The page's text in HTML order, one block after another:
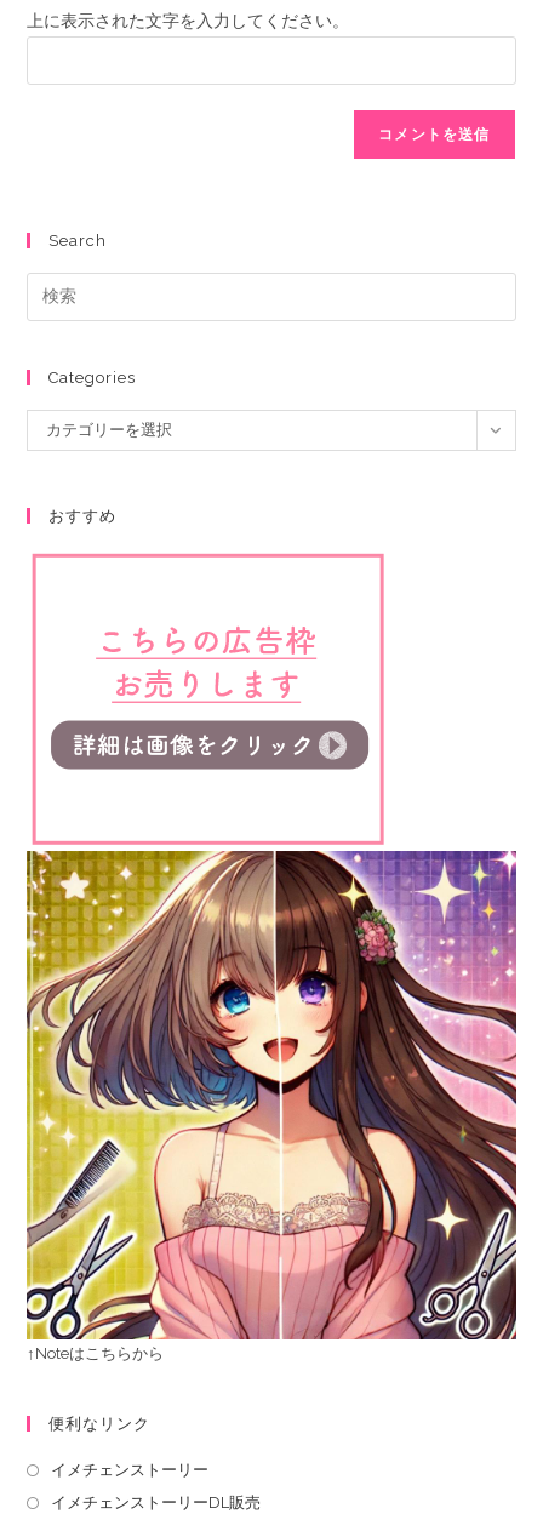
上に表示された文字を入力してください。
Search
Categories
カテゴリーを選択
おすすめ
↑Noteはこちらから
便利なリンク
イメチェンストーリー
イメチェンストーリーDL販売